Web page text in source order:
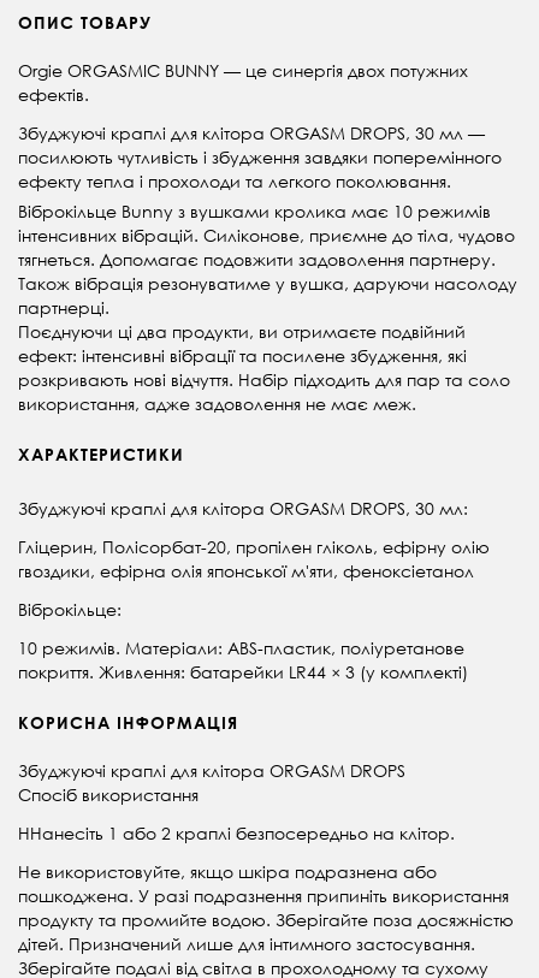
ОПИС ТОВАРУ
Orgie ORGASMIC BUNNY — це синергія двох потужних
ефектів.
Збуджуючі краплі для клітора ORGASM DROPS, 30 мл —
посилюють чутливість і збудження завдяки поперемінного
ефекту тепла і прохолоди та легкого поколювання.
Віброкільце Bunny з вушками кролика має 10 режимів
інтенсивних вібрацій. Силіконове, приємне до тіла, чудово
тягнеться. Допомагає подовжити задоволення партнеру.
Також вібрація резонуватиме у вушка, даруючи насолоду
партнерці.
Поєднуючи ці два продукти, ви отримаєте подвійний
ефект: інтенсивні вібрації та посилене збудження, які
розкривають нові відчуття. Набір підходить для пар та соло
використання, адже задоволення не має меж.
ХАРАКТЕРИСТИКИ
Збуджуючі краплі для клітора ORGASM DROPS, 30 мл:
Гліцерин, Полісорбат-20, пропілен гліколь, ефірну олію
гвоздики, ефірна олія японської м'яти, феноксіетанол
Віброкільце:
10 режимів. Матеріали: ABS-пластик, поліуретанове
покриття. Живлення: батарейки LR44 × 3 (у комплекті)
КОРИСНА ІНФОРМАЦІЯ
Збуджуючі краплі для клітора ORGASM DROPS
Спосіб використання
ННанесіть 1 або 2 краплі безпосередньо на клітор.
Не використовуйте, якщо шкіра подразнена або
пошкоджена. У разі подразнення припиніть використання
продукту та промийте водою. Зберігайте поза досяжністю
дітей. Призначений лише для інтимного застосування.
Зберігайте подалі від світла в прохолодному та сухому